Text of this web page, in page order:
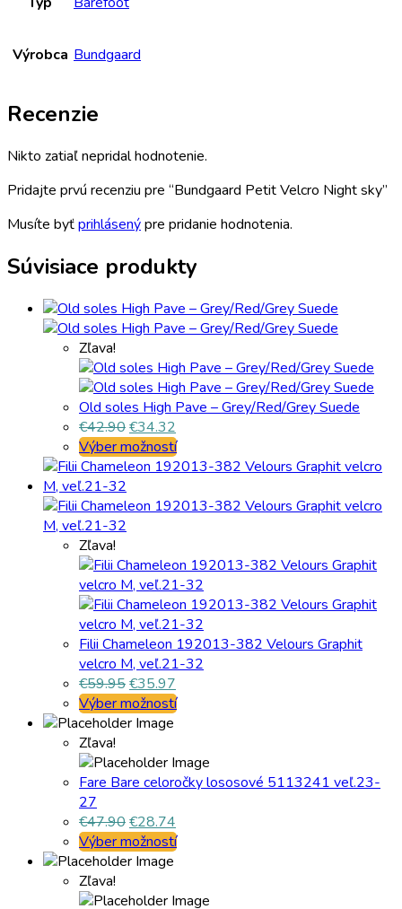
Výrobca Bundgaard
Recenzie
Nikto zatiaľ nepridal hodnotenie.
Pridajte prvú recenziu pre “Bundgaard Petit Velcro Night sky”
Musíte byťprihlásenýpre pridanie hodnotenia.
Súvisiace produkty
Zľava!
Old soles High Pave – Grey/Red/Grey Suede
€42.90€34.32
Výber možností
Zľava!
Filii Chameleon 192013-382 Velours Graphit
velcro M, veľ.21-32
€59.95€35.97
Výber možností
Zľava!
Fare Bare celoročky lososové 5113241 veľ.23-
27
€47.90€28.74
Výber možností
Zľava!